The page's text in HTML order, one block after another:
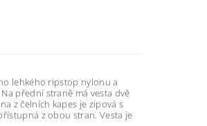
lehkého ripstop nylonu a
přední straně má vesta dvě
z čelních kapes je zipová s
z obou stran. Vesta je